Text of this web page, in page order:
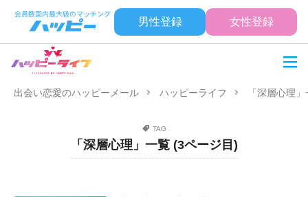
男性登録 女性登録
出会い恋愛のハッピーメール ハッピーライフ 「深層心理
TAG
「深層心理」一覧 (3ページ目)